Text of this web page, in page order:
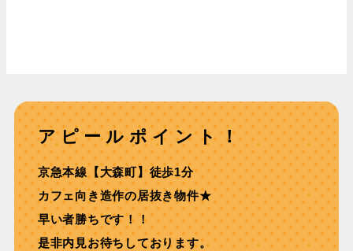
アピールポイント！
京急本線【⼤森町】徒歩1分
カフェ向き造作の居抜き物件★
早い者勝ちです！！
是非内見お待ちしております。